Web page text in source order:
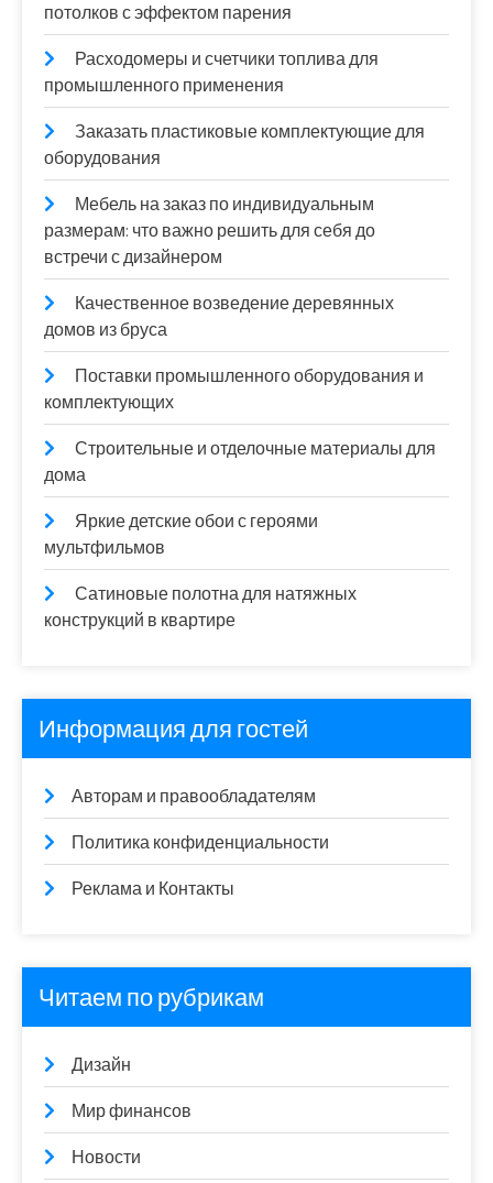
потолков с эффектом парения
Расходомеры и счетчики топлива для
промышленного применения
Заказать пластиковые комплектующие для
оборудования
Мебель на заказ по индивидуальным
размерам: что важно решить для себя до
встречи с дизайнером
Качественное возведение деревянных
домов из бруса
Поставки промышленного оборудования и
комплектующих
Строительные и отделочные материалы для
дома
Яркие детские обои с героями
мультфильмов
Сатиновые полотна для натяжных
конструкций в квартире
Информация для гостей
Авторам и правообладателям
Политика конфиденциальности
Реклама и Контакты
Читаем по рубрикам
Дизайн
Мир финансов
Новости